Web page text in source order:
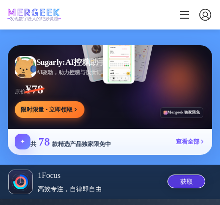
发现数字匠人的绝妙灵感
Sugarly:AI控糖助手
AI驱动，助力控糖与饮食记录，提供个性化建议
原价¥78
限时限量 · 立即领取 Mergeek 独家限免
✦ 共 78 款精选产品独家限免中 查看全部
1Focus
高效专注，自律即自‪由‬
获取